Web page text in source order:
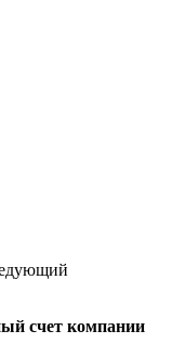
счет компании